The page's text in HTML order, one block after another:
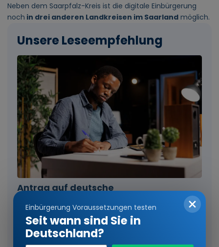
Neben dem Saarpfalz-Kreis ist die digitale Einbürgerung
noch in drei anderen Landkreisen im Saarland möglich.
Unsere Leseempfehlung
Antrag auf deutsche
Staatsangehörigkeit: Dieses Formular
brauchen Sie
Erfahren Sie alles zum Formular für den Antrag zur
deutschen Staatsangehörigkeit. Was steht im
Einbürgerung Voraussetzungen testen
Seit wann sind Sie in
Deutschland?